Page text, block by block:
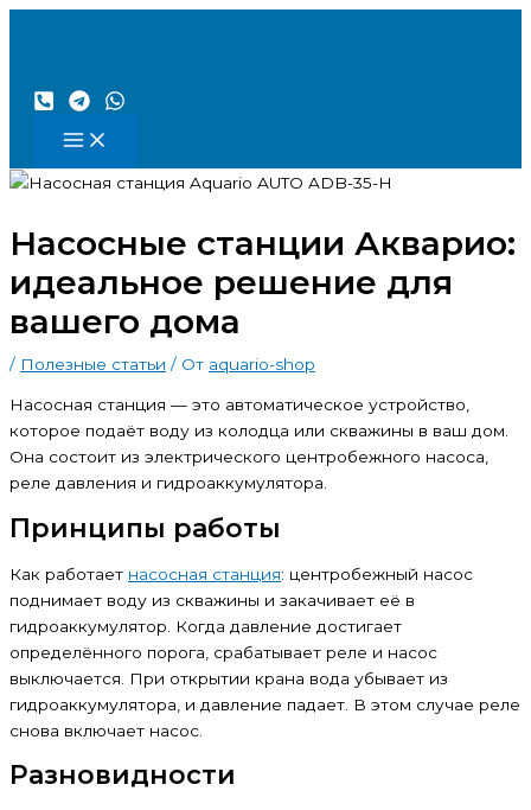
Перейти
Насосные станции Акварио:
идеальное решение для
вашего дома
/ Полезные статьи / От aquario-shop
Насосная станция — это автоматическое устройство,
которое подаёт воду из колодца или скважины в ваш дом.
Она состоит из электрического центробежного насоса,
реле давления и гидроаккумулятора.
Принципы работы
Как работает насосная станция: центробежный насос
поднимает воду из скважины и закачивает её в
гидроаккумулятор. Когда давление достигает
определённого порога, срабатывает реле и насос
выключается. При открытии крана вода убывает из
гидроаккумулятора, и давление падает. В этом случае реле
снова включает насос.
Разновидности